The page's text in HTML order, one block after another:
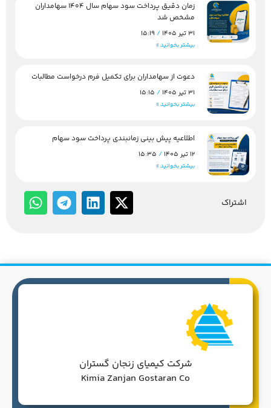
اشتراک
زمان دقیق پرداخت سود سهام سال 1404 سهامداران
مشخص شد
31 تیر 1405
بیشتر بخوانید »
دعوت از سهامداران برای تکمیل فرم درخواست مطالبات
31 تیر 1405
بیشتر بخوانید »
اطلاعیه پیش بینی زمانبندی پرداخت سود سهام
12 تیر 1405
بیشتر بخوانید »
شرکت کیمیای زنجان گستران
Kimia Zanjan Gostaran Co